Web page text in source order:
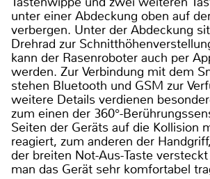
unter einer Abdeckung oben auf
verbergen. Unter der Abdeckung
Drehrad zur
kann der Rasenroboter auch per
werden. Zur Verbindung mit dem
stehen Bluetooth und GSM zur
weitere Details verdienen
zum einen der 360°-
Seiten der Geräts auf die Kollision
reagiert, zum anderen der
der breiten Not-Aus-Taste
man das Gerät sehr komfortabel